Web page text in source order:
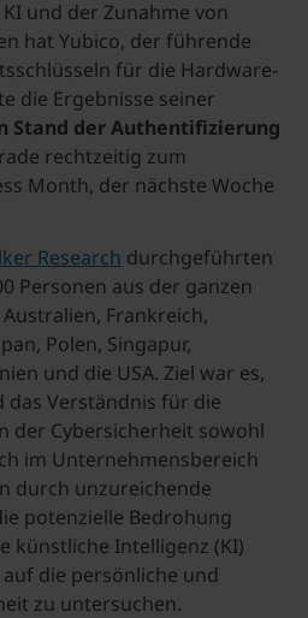
und der Zunahme von
hat Yubico, der führende
für die Hardware-
die Ergebnisse seiner
Stand der Authentifizierung
rechtzeitig zum
Month, der nächste Woche
Research durchgeführten
Personen aus der ganzen
Frankreich,
Polen, Singapur,
und die USA. Ziel war es,
Verständnis für die
der Cybersicherheit sowohl
im Unternehmensbereich
durch unzureichende
potenzielle Bedrohung
künstliche Intelligenz (KI)
die persönliche und
zu untersuchen.